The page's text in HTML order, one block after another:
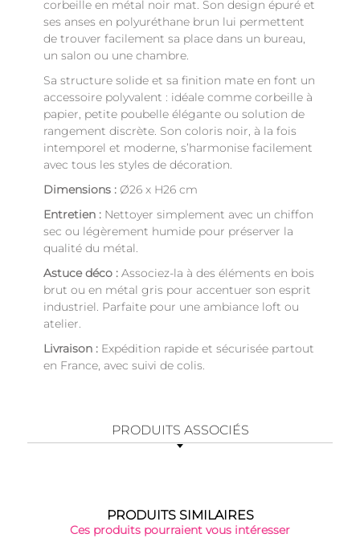
corbeille en métal noir mat. Son design épuré et
ses anses en polyuréthane brun lui permettent
de trouver facilement sa place dans un bureau,
un salon ou une chambre.
Sa structure solide et sa finition mate en font un
accessoire polyvalent : idéale comme corbeille à
papier, petite poubelle élégante ou solution de
rangement discrète. Son coloris noir, à la fois
intemporel et moderne, s’harmonise facilement
avec tous les styles de décoration.
Dimensions : Ø26 x H26 cm
Entretien : Nettoyer simplement avec un chiffon
sec ou légèrement humide pour préserver la
qualité du métal.
Astuce déco : Associez-la à des éléments en bois
brut ou en métal gris pour accentuer son esprit
industriel. Parfaite pour une ambiance loft ou
atelier.
Livraison : Expédition rapide et sécurisée partout
en France, avec suivi de colis.
PRODUITS ASSOCIÉS
PRODUITS SIMILAIRES
Ces produits pourraient vous intéresser